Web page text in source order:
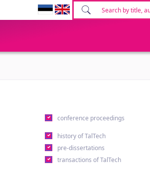
conference proceedings
history of TalTech
pre-dissertations
transactions of TalTech